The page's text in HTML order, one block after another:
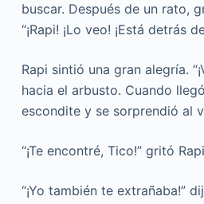
buscar. Después de un rato,
“¡Rapi! ¡Lo veo! ¡Está detrás
Rapi sintió una gran alegría.
hacia el arbusto. Cuando
escondite y se sorprendió al
“¡Te encontré, Tico!” gritó
“¡Yo también te extrañaba!”